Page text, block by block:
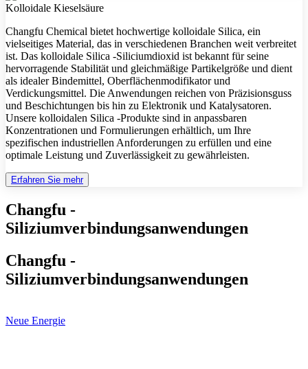
Kolloidale Kieselsäure
Changfu Chemical bietet hochwertige kolloidale Silica, ein
vielseitiges Material, das in verschiedenen Branchen weit verbreitet
ist. Das kolloidale Silica -Siliciumdioxid ist bekannt für seine
hervorragende Stabilität und gleichmäßige Partikelgröße und dient
als idealer Bindemittel, Oberflächenmodifikator und
Verdickungsmittel. Die Anwendungen reichen von Präzisionsguss
und Beschichtungen bis hin zu Elektronik und Katalysatoren.
Unsere kolloidalen Silica -Produkte sind in anpassbaren
Konzentrationen und Formulierungen erhältlich, um Ihre
spezifischen industriellen Anforderungen zu erfüllen und eine
optimale Leistung und Zuverlässigkeit zu gewährleisten.
Erfahren Sie mehr
Changfu -
Siliziumverbindungsanwendungen
Changfu -
Siliziumverbindungsanwendungen
Neue Energie